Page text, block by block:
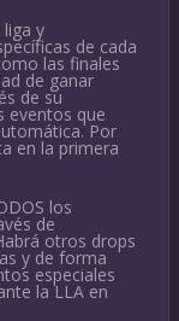
y
de cada
las finales
de ganar
de su
eventos que
Por
en la primera
los
de
otros drops
y de forma
especiales
la LLA en